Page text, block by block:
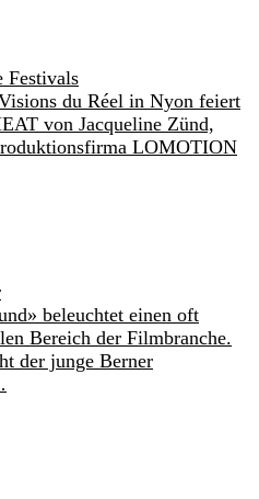
Festivals
du Réel in Nyon feiert
von Jacqueline Zünd,
LOMOTION
beleuchtet einen oft
Bereich der Filmbranche.
der junge Berner